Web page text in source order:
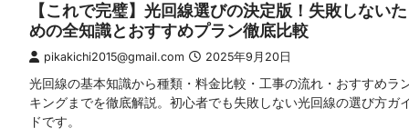
【これで完璧】光回線選びの決定版！失敗しないた
めの全知識とおすすめプラン徹底比較
pikakichi2015@gmail.com 2025年9月20日
光回線の基本知識から種類・料金比較・工事の流れ・おすすめラ
キングまでを徹底解説。初心者でも失敗しない光回線の選び方ガ
ドです。